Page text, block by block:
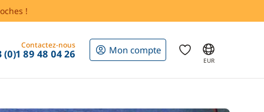
!
Contactez-nous
(0)1 89 48 04 26 Mon compte
EUR